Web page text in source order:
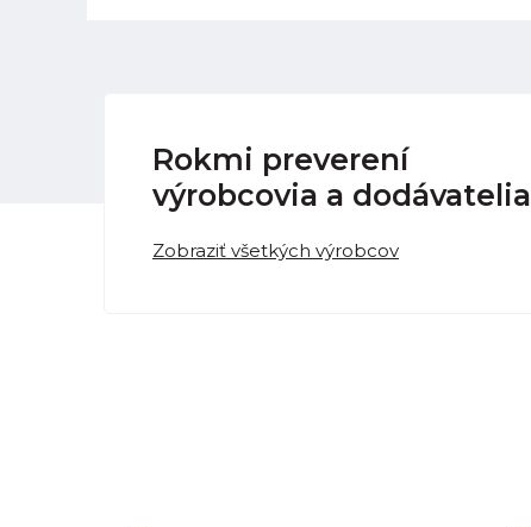
Rokmi preverení
výrobcovia a dodávatelia
Zobraziť všetkých výrobcov